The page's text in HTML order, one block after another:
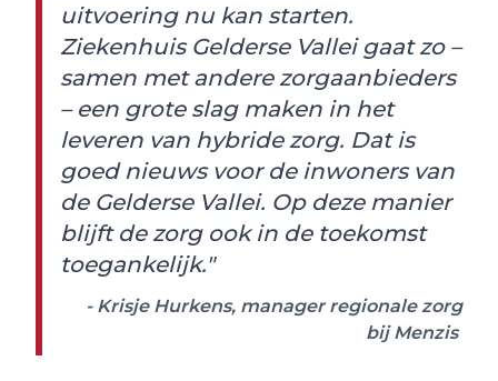
uitvoering nu kan starten.
Ziekenhuis Gelderse Vallei gaat zo –
samen met andere zorgaanbieders
– een grote slag maken in het
leveren van hybride zorg. Dat is
goed nieuws voor de inwoners van
de Gelderse Vallei. Op deze manier
blijft de zorg ook in de toekomst
toegankelijk."
- Krisje Hurkens, manager regionale zorg
bij Menzis